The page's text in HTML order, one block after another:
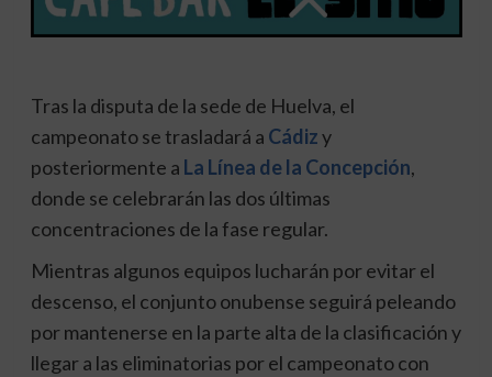
Tras la disputa de la sede de Huelva, el
campeonato se trasladará a Cádizy
posteriormente a La Línea de la Concepción,
donde se celebrarán las dos últimas
concentraciones de la fase regular.
Mientras algunos equipos lucharán por evitar el
descenso, el conjunto onubense seguirá peleando
por mantenerse en la parte alta de la clasificación y
llegar a las eliminatorias por el campeonato con